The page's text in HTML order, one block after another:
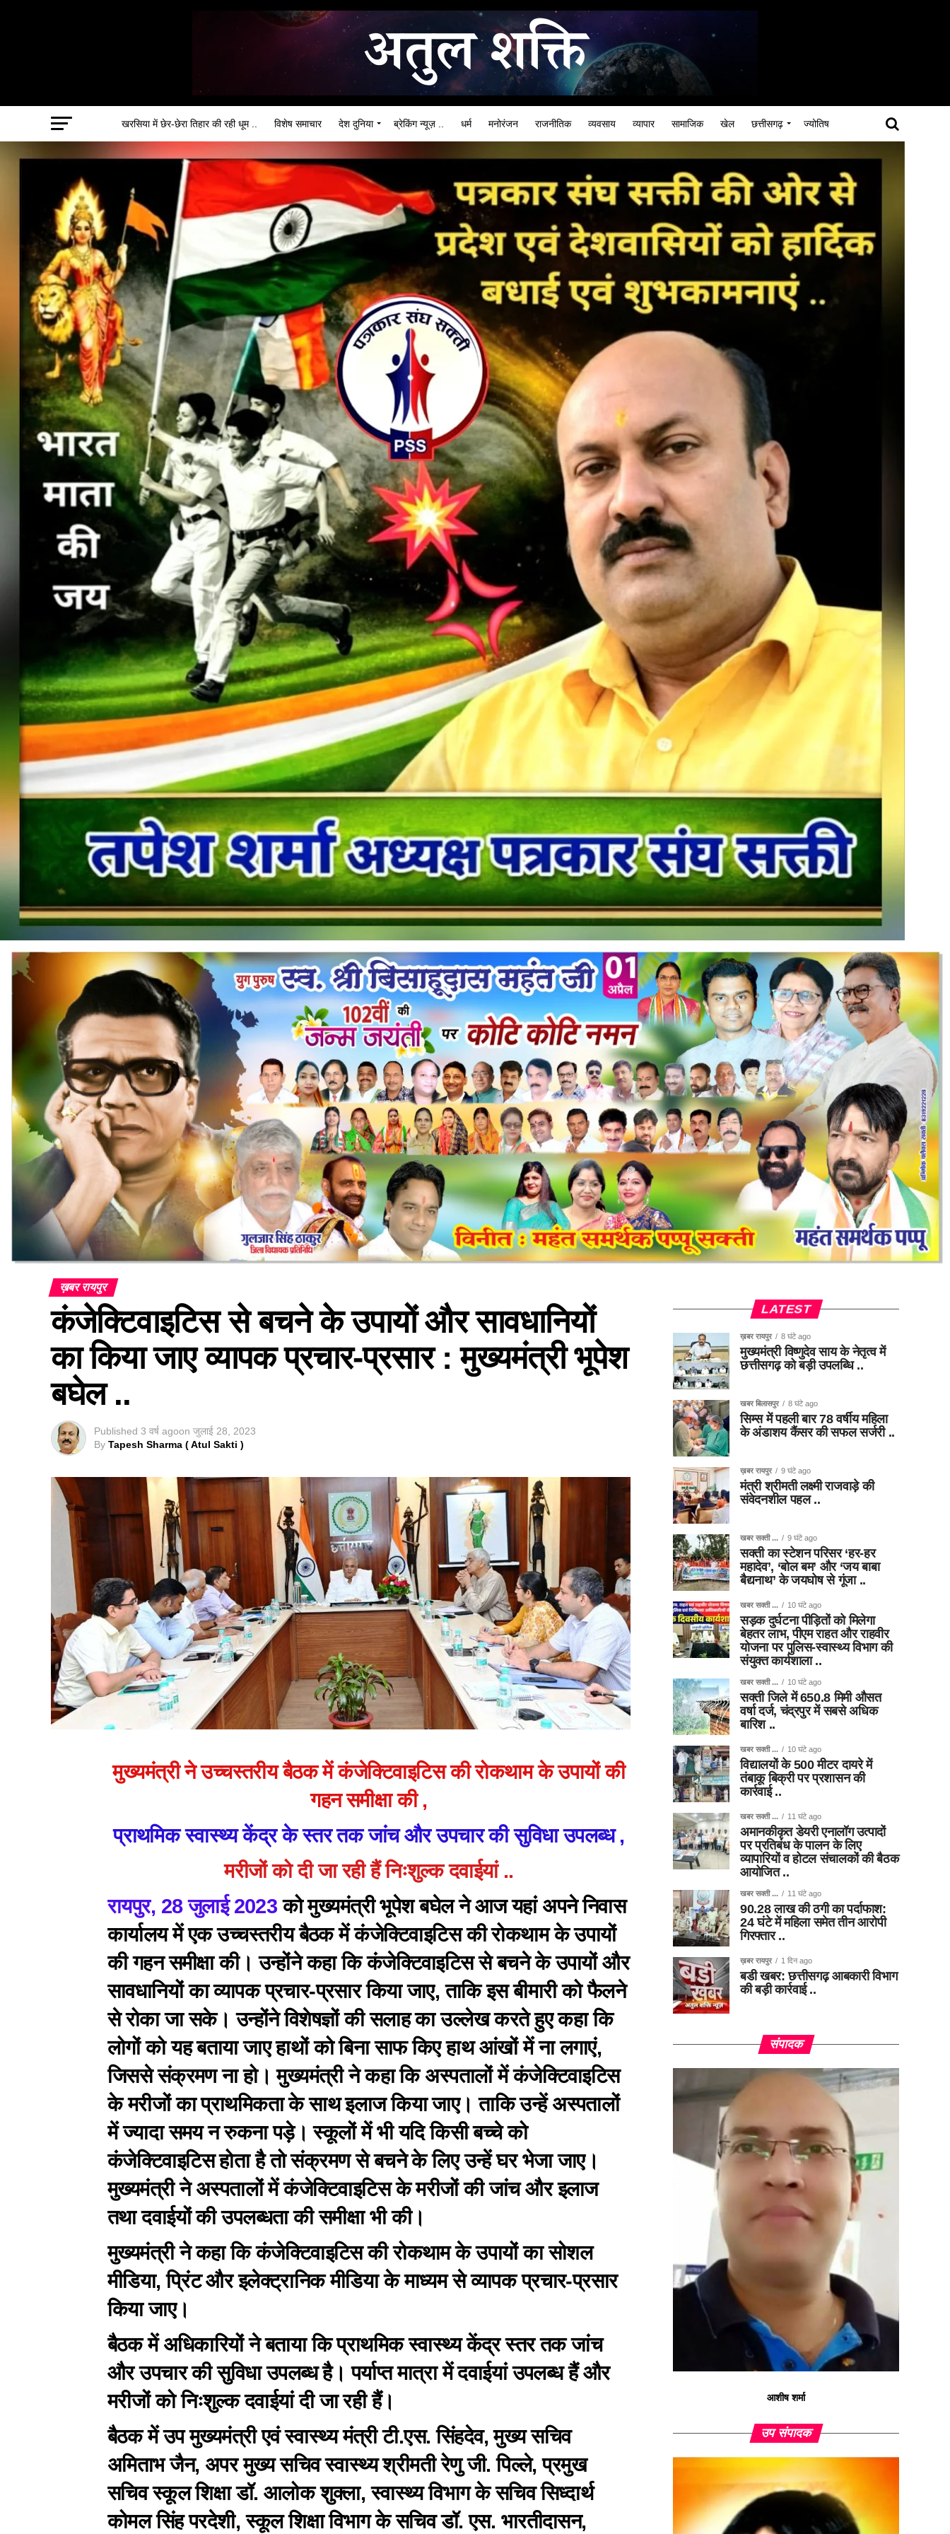
खरसिया में छेर-छेरा तिहार की रही धूम .. विशेष समाचार देश दुनिया ब्रेकिंग न्यूज़ .. धर्म मनोरंजन राजनीतिक व्यवसाय व्यापार सामाजिक खेल छत्तीसगढ़ ज्योतिष
ख़बर रायपुर
कंजेक्टिवाइटिस से बचने के उपायों और सावधानियों
का किया जाए व्यापक प्रचार-प्रसार : मुख्यमंत्री भूपेश
बघेल ..
Published 3 वर्ष agoon जुलाई 28, 2023
By Tapesh Sharma ( Atul Sakti )
मुख्यमंत्री ने उच्चस्तरीय बैठक में कंजेक्टिवाइटिस की रोकथाम के उपायों की
गहन समीक्षा की ,
प्राथमिक स्वास्थ्य केंद्र के स्तर तक जांच और उपचार की सुविधा उपलब्ध ,
मरीजों को दी जा रही हैं निःशुल्क दवाईयां ..
रायपुर, 28 जुलाई 2023 को मुख्यमंत्री भूपेश बघेल ने आज यहां अपने निवास
कार्यालय में एक उच्चस्तरीय बैठक में कंजेक्टिवाइटिस की रोकथाम के उपायों
की गहन समीक्षा की। उन्होंने कहा कि कंजेक्टिवाइटिस से बचने के उपायों और
सावधानियों का व्यापक प्रचार-प्रसार किया जाए, ताकि इस बीमारी को फैलने
से रोका जा सके। उन्होंने विशेषज्ञों की सलाह का उल्लेख करते हुए कहा कि
लोगों को यह बताया जाए हाथों को बिना साफ किए हाथ आंखों में ना लगाएं,
जिससे संक्रमण ना हो। मुख्यमंत्री ने कहा कि अस्पतालों में कंजेक्टिवाइटिस
के मरीजों का प्राथमिकता के साथ इलाज किया जाए। ताकि उन्हें अस्पतालों
में ज्यादा समय न रुकना पड़े। स्कूलों में भी यदि किसी बच्चे को
कंजेक्टिवाइटिस होता है तो संक्रमण से बचने के लिए उन्हें घर भेजा जाए।
मुख्यमंत्री ने अस्पतालों में कंजेक्टिवाइटिस के मरीजों की जांच और इलाज
तथा दवाईयों की उपलब्धता की समीक्षा भी की।
मुख्यमंत्री ने कहा कि कंजेक्टिवाइटिस की रोकथाम के उपायों का सोशल
मीडिया, प्रिंट और इलेक्ट्रानिक मीडिया के माध्यम से व्यापक प्रचार-प्रसार
किया जाए।
बैठक में अधिकारियों ने बताया कि प्राथमिक स्वास्थ्य केंद्र स्तर तक जांच
और उपचार की सुविधा उपलब्ध है। पर्याप्त मात्रा में दवाईयां उपलब्ध हैं और
मरीजों को निःशुल्क दवाईयां दी जा रही हैं।
बैठक में उप मुख्यमंत्री एवं स्वास्थ्य मंत्री टी.एस. सिंहदेव, मुख्य सचिव
अमिताभ जैन, अपर मुख्य सचिव स्वास्थ्य श्रीमती रेणु जी. पिल्ले, प्रमुख
सचिव स्कूल शिक्षा डॉ. आलोक शुक्ला, स्वास्थ्य विभाग के सचिव सिध्दार्थ
कोमल सिंह परदेशी, स्कूल शिक्षा विभाग के सचिव डॉ. एस. भारतीदासन,
LATEST
ख़बर रायपुर 8 घंटे ago
मुख्यमंत्री विष्णुदेव साय के नेतृत्व में
छत्तीसगढ़ को बड़ी उपलब्धि ..
खबर बिलासपुर 8 घंटे ago
सिम्स में पहली बार 78 वर्षीय महिला
के अंडाशय कैंसर की सफल सर्जरी ..
ख़बर रायपुर 9 घंटे ago
मंत्री श्रीमती लक्ष्मी राजवाड़े की
संवेदनशील पहल ..
खबर सक्ती ... 9 घंटे ago
सक्ती का स्टेशन परिसर ‘हर-हर
महादेव’, ‘बोल बम’ और ‘जय बाबा
बैद्यनाथ’ के जयघोष से गूंजा ..
खबर सक्ती ... 10 घंटे ago
सड़क दुर्घटना पीड़ितों को मिलेगा
बेहतर लाभ, पीएम राहत और राहवीर
योजना पर पुलिस-स्वास्थ्य विभाग की
संयुक्त कार्यशाला ..
खबर सक्ती ... 10 घंटे ago
सक्ती जिले में 650.8 मिमी औसत
वर्षा दर्ज, चंद्रपुर में सबसे अधिक
बारिश ..
खबर सक्ती ... 10 घंटे ago
विद्यालयों के 500 मीटर दायरे में
तंबाकू बिक्री पर प्रशासन की
कार्रवाई ..
खबर सक्ती ... 11 घंटे ago
अमानकीकृत डेयरी एनालॉग उत्पादों
पर प्रतिबंध के पालन के लिए
व्यापारियों व होटल संचालकों की बैठक
आयोजित ..
खबर सक्ती ... 11 घंटे ago
90.28 लाख की ठगी का पर्दाफाश:
24 घंटे में महिला समेत तीन आरोपी
गिरफ्तार ..
ख़बर रायपुर 1 दिन ago
बडी खबर: छत्तीसगढ़ आबकारी विभाग
की बड़ी कार्रवाई ..
संपादक
आशीष शर्मा
उप संपादक